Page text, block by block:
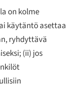
on kolme
käytäntö asettaa
ryhdyttävä
(ii) jos